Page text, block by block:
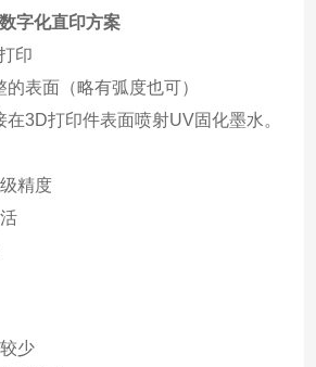
字化直印方案
印
表面（略有弧度也可）
3D打印件表面喷射UV固化墨水。
精度
少